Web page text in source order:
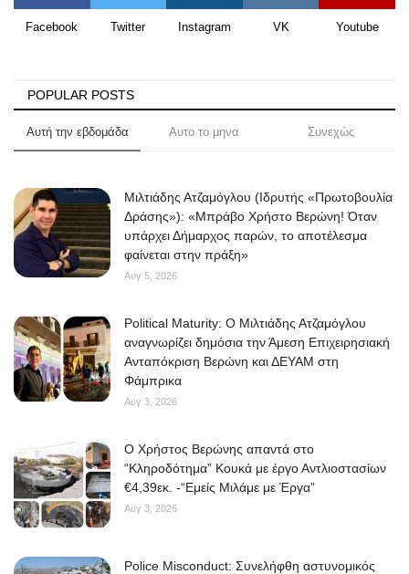
Facebook Twitter Instagram VK Youtube
POPULAR POSTS
Αυτή την εβδομάδα Αυτο το μηνα Συνεχώς
Μιλτιάδης Ατζαμόγλου (Ιδρυτής «Πρωτοβουλία
Δράσης»): «Μπράβο Χρήστο Βερώνη! Όταν
υπάρχει Δήμαρχος παρών, το αποτέλεσμα
φαίνεται στην πράξη»
Αυγ 5, 2026
Political Maturity: Ο Μιλτιάδης Ατζαμόγλου
αναγνωρίζει δημόσια την Άμεση Επιχειρησιακή
Ανταπόκριση Βερώνη και ΔΕΥΑΜ στη
Φάμπρικα
Αυγ 3, 2026
O Χρήστος Βερώνης απαντά στο
“Κληροδότημα” Κουκά με έργο Αντλιοστασίων
€4,39εκ. -“Εμείς Μιλάμε με Έργα”
Αυγ 3, 2026
Police Misconduct: Συνελήφθη αστυνομικός